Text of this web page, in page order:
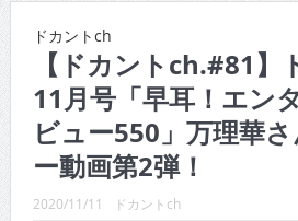
CINEMA×STYLE 289号
CINEMA×STYLE 288号
CINEMA×STYLE 287号
CINEMA×STYLE 286号
CINEMA×STYLE 285号
ドカントch
【ドカントch.#81
11月号「早耳！エン
ビュー550」万理華
ー動画第2弾！
2020/11/11 ドカントch